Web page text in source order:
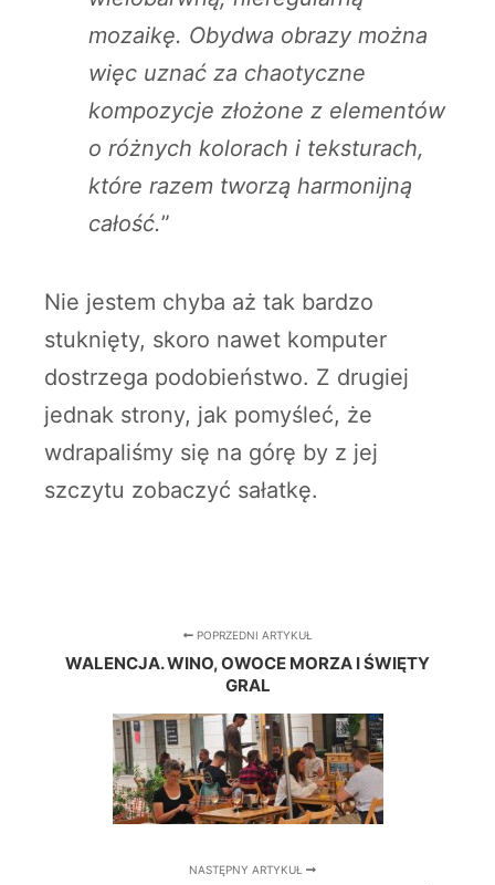
mozaikę. Obydwa obrazy można
więc uznać za chaotyczne
kompozycje złożone z elementów
o różnych kolorach i teksturach,
które razem tworzą harmonijną
całość.”
Nie jestem chyba aż tak bardzo
stuknięty, skoro nawet komputer
dostrzega podobieństwo. Z drugiej
jednak strony, jak pomyśleć, że
wdrapaliśmy się na górę by z jej
szczytu zobaczyć sałatkę.
POPRZEDNI ARTYKUŁ
WALENCJA. WINO, OWOCE MORZA I ŚWIĘTY
GRAL
NASTĘPNY ARTYKUŁ